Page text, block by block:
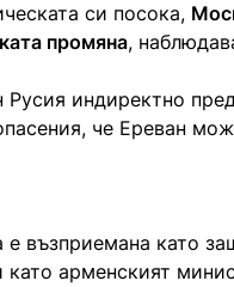
си посока,
промяна,
Русия индиректно
че Ереван
е възприемана като
като арменският